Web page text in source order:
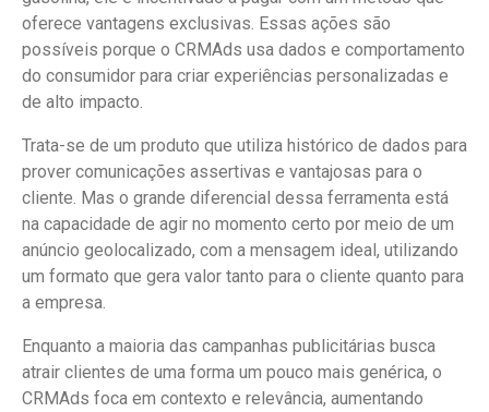
oferece vantagens exclusivas. Essas ações são
possíveis porque o CRMAds usa dados e comportamento
do consumidor para criar experiências personalizadas e
de alto impacto.
Trata-se de um produto que utiliza histórico de dados para
prover comunicações assertivas e vantajosas para o
cliente. Mas o grande diferencial dessa ferramenta está
na capacidade de agir no momento certo por meio de um
anúncio geolocalizado, com a mensagem ideal, utilizando
um formato que gera valor tanto para o cliente quanto para
a empresa.
Enquanto a maioria das campanhas publicitárias busca
atrair clientes de uma forma um pouco mais genérica, o
CRMAds foca em contexto e relevância, aumentando